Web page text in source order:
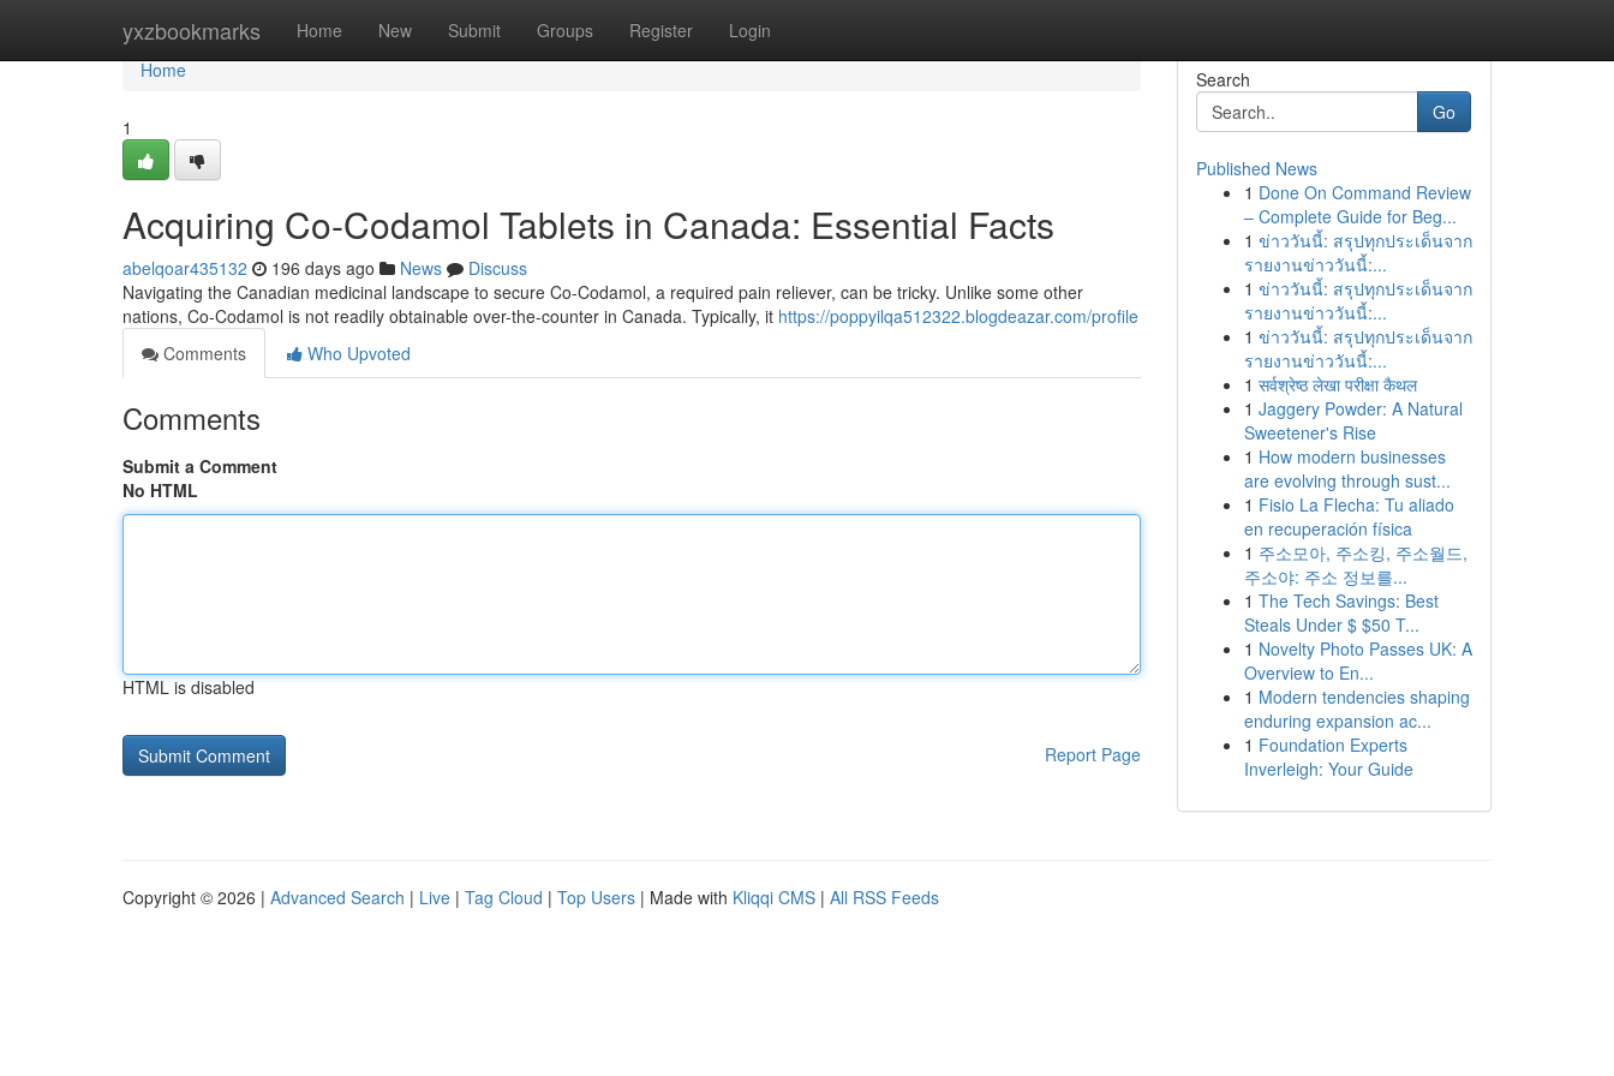
yxzbookmarks Home New Submit Groups Register Login
Home
Home
1
Acquiring Co-Codamol Tablets in Canada: Essential Facts
abelqoar435132 196 days ago News
Discuss
Navigating the Canadian medicinal landscape to secure Co-Codamol, a required pain reliever, can be tricky. Unlike some other
nations, Co-Codamol is not readily obtainable over-the-counter in Canada. Typically, it https://poppyilqa512322.blogdeazar.com/profile
Comments
Who Upvoted
Comments
Submit a Comment
No HTML
HTML is disabled
Report Page
Search
Go
Published News
1 Done On Command Review
– Complete Guide for Beg...
1 ข่าววันนี้: สรุปทุกประเด็นจาก
รายงานข่าววันนี้:...
1 ข่าววันนี้: สรุปทุกประเด็นจาก
รายงานข่าววันนี้:...
1 ข่าววันนี้: สรุปทุกประเด็นจาก
รายงานข่าววันนี้:...
1 सर्वश्रेष्ठ लेखा परीक्षा कैथल
1 Jaggery Powder: A Natural
Sweetener's Rise
1 How modern businesses
are evolving through sust...
1 Fisio La Flecha: Tu aliado
en recuperación física
1 주소모아, 주소킹, 주소월드,
주소야: 주소 정보를...
1 The Tech Savings: Best
Steals Under $ $50 T...
1 Novelty Photo Passes UK: A
Overview to En...
1 Modern tendencies shaping
enduring expansion ac...
1 Foundation Experts
Inverleigh: Your Guide
Copyright © 2026 | Advanced Search | Live | Tag Cloud | Top Users | Made with Kliqqi CMS | All RSS Feeds